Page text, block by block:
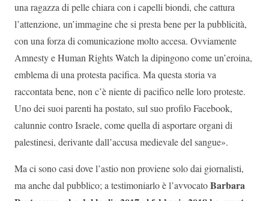
una ragazza di pelle chiara con i capelli biondi, che cattura
l’attenzione, un’immagine che si presta bene per la pubblicità,
con una forza di comunicazione molto accesa. Ovviamente
Amnesty e Human Rights Watch la dipingono come un’eroina,
emblema di una protesta pacifica. Ma questa storia va
raccontata bene, non c’è niente di pacifico nelle loro proteste.
Uno dei suoi parenti ha postato, sul suo profilo Facebook,
calunnie contro Israele, come quella di asportare organi di
palestinesi, derivante dall’accusa medievale del sangue».
Ma ci sono casi dove l’astio non proviene solo dai giornalisti,
ma anche dal pubblico; a testimoniarlo è l’avvocatoBarbara